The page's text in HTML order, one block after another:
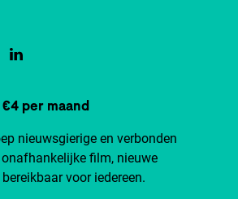
per maand
nieuwsgierige en verbonden
film, nieuwe
voor iedereen.